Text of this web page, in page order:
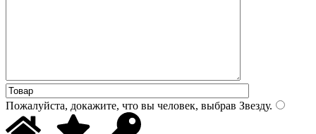
Пожалуйста, докажите, что вы человек, выбрав Звезду.